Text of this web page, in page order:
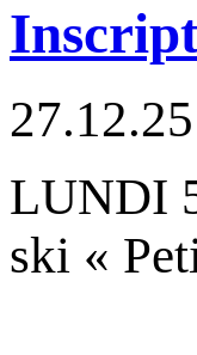
LUNDI
ski «